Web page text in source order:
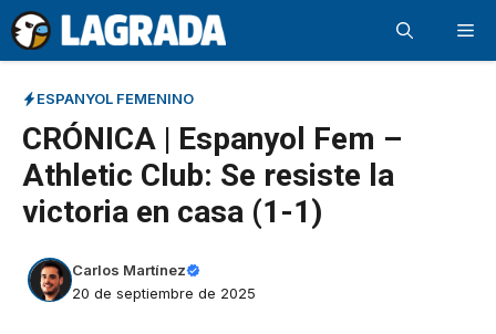
Saltar
al
contenido
ESPANYOL FEMENINO
CRÓNICA | Espanyol Fem –
Athletic Club: Se resiste la
victoria en casa (1-1)
Carlos Martínez
20 de septiembre de 2025